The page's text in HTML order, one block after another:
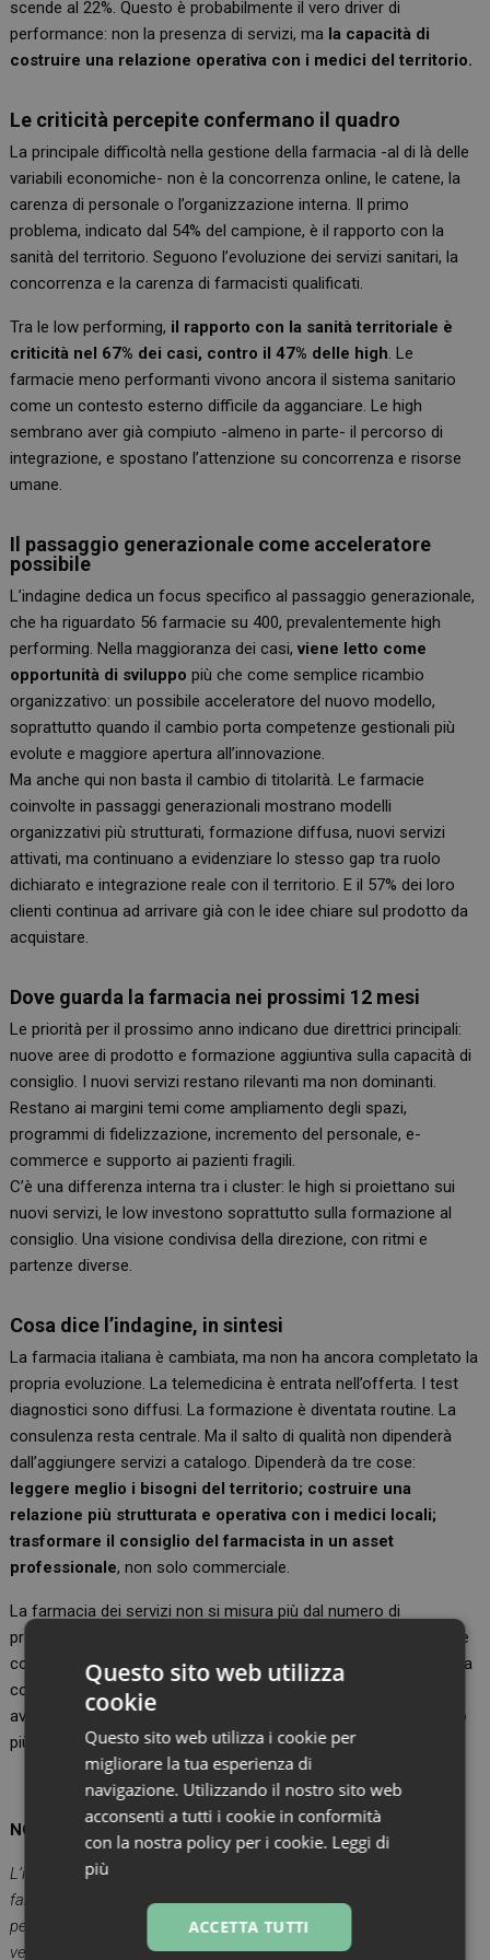
scende al 22%. Questo è probabilmente il vero driver di
performance: non la presenza di servizi, ma la capacità di
costruire una relazione operativa con i medici del territorio.
Le criticità percepite confermano il quadro
La principale difficoltà nella gestione della farmacia -al di là delle
variabili economiche- non è la concorrenza online, le catene, la
carenza di personale o l’organizzazione interna. Il primo
problema, indicato dal 54% del campione, è il rapporto con la
sanità del territorio. Seguono l’evoluzione dei servizi sanitari, la
concorrenza e la carenza di farmacisti qualificati.
Tra le low performing, il rapporto con la sanità territoriale è
criticità nel 67% dei casi, contro il 47% delle high. Le
farmacie meno performanti vivono ancora il sistema sanitario
come un contesto esterno difficile da agganciare. Le high
sembrano aver già compiuto -almeno in parte- il percorso di
integrazione, e spostano l’attenzione su concorrenza e risorse
umane.
Il passaggio generazionale come acceleratore
possibile
L’indagine dedica un focus specifico al passaggio generazionale,
che ha riguardato 56 farmacie su 400, prevalentemente high
performing. Nella maggioranza dei casi,viene letto come
opportunità di sviluppo più che come semplice ricambio
organizzativo: un possibile acceleratore del nuovo modello,
soprattutto quando il cambio porta competenze gestionali più
evolute e maggiore apertura all’innovazione.
Ma anche qui non basta il cambio di titolarità. Le farmacie
coinvolte in passaggi generazionali mostrano modelli
organizzativi più strutturati, formazione diffusa, nuovi servizi
attivati, ma continuano a evidenziare lo stesso gap tra ruolo
dichiarato e integrazione reale con il territorio. E il 57% dei loro
clienti continua ad arrivare già con le idee chiare sul prodotto da
acquistare.
Dove guarda la farmacia nei prossimi 12 mesi
Le priorità per il prossimo anno indicano due direttrici principali:
nuove aree di prodotto e formazione aggiuntiva sulla capacità di
consiglio. I nuovi servizi restano rilevanti ma non dominanti.
Restano ai margini temi come ampliamento degli spazi,
programmi di fidelizzazione, incremento del personale, e-
commerce e supporto ai pazienti fragili.
C’è una differenza interna tra i cluster: le high si proiettano sui
nuovi servizi, le low investono soprattutto sulla formazione al
consiglio. Una visione condivisa della direzione, con ritmi e
partenze diverse.
Cosa dice l’indagine, in sintesi
La farmacia italiana è cambiata, ma non ha ancora completato la
propria evoluzione. La telemedicina è entrata nell’offerta. I test
diagnostici sono diffusi. La formazione è diventata routine. La
consulenza resta centrale. Ma il salto di qualità non dipenderà
dall’aggiungere servizi a catalogo. Dipenderà da tre cose:
leggere meglio i bisogni del territorio; costruire una
relazione più strutturata e operativa con i medici locali;
trasformare il consiglio del farmacista in un asset
professionale, non solo commerciale.
La farmacia dei servizi non si misura più dal numero di
prestazioni disponibili. Si misura dalla capacità di diventare parte
concreta della sanità di prossimità. E l’indagine Homnya dice una
cosa molto semplice: le farmacie più performanti sono già più
avanti su questa strada. Le altre le inseguono, ma non possono
più permettersi di farlo solo a parole.
NOTE METODOLOGICHE
L’indagine è stata realizzata da Homnya su un campione di 400
farmacie private italiane (200 high performing, 200 low
performing), selezionate in base a trend di fatturato, confezioni
vendute e ingressi nel 2025 rispetto al 2024. Le interviste sono
Questo sito web utilizza
cookie
Questo sito web utilizza i cookie per
migliorare la tua esperienza di
navigazione. Utilizzando il nostro sito web
acconsenti a tutti i cookie in conformità
con la nostra policy per i cookie. Leggi di
più
ACCETTA TUTTI